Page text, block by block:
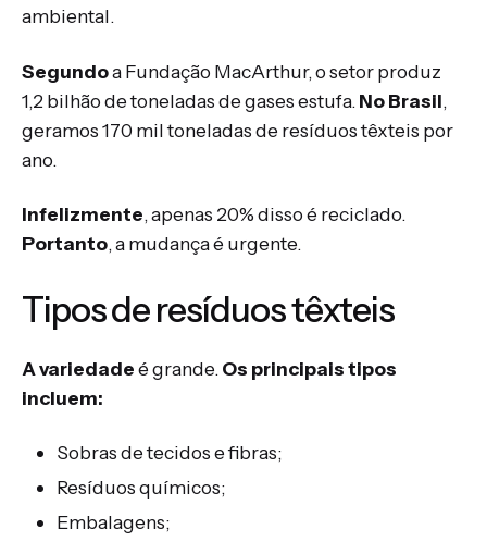
ambiental.
Segundoa Fundação MacArthur, o setor produz
1,2 bilhão de toneladas de gases estufa. No Brasil,
geramos 170 mil toneladas de resíduos têxteis por
ano.
Infelizmente, apenas 20% disso é reciclado.
Portanto, a mudança é urgente.
Tipos de resíduos têxteis
A variedadeé grande. Os principais tipos
incluem:
Sobras de tecidos e fibras;
Resíduos químicos;
Embalagens;